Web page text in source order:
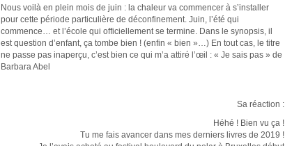
Nous voilà en plein mois de juin : la chaleur va commencer à s’installer
pour cette période particulière de déconfinement. Juin, l’été qui
commence… et l’école qui officiellement se termine. Dans le synopsis, il
est question d’enfant, ça tombe bien ! (enfin « bien »…) En tout cas, le titre
ne passe pas inaperçu, c’est bien ce qui m’a attiré l’œil : « Je sais pas » de
Barbara Abel
Sa réaction :
Héhé ! Bien vu ça !
Tu me fais avancer dans mes derniers livres de 2019 !